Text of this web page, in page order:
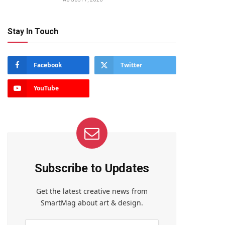
Stay In Touch
Facebook Twitter
YouTube
Subscribe to Updates
Get the latest creative news from
SmartMag about art & design.